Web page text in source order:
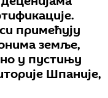
примећују
земље,
у пустињу
Шпаније,